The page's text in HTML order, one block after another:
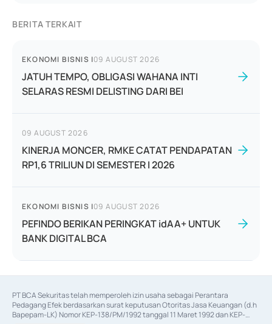
BERITA TERKAIT
EKONOMI BISNIS |09 AUGUST 2026
JATUH TEMPO, OBLIGASI WAHANA INTI
SELARAS RESMI DELISTING DARI BEI
09 AUGUST 2026
KINERJA MONCER, RMKE CATAT PENDAPATAN
RP1,6 TRILIUN DI SEMESTER I 2026
EKONOMI BISNIS |09 AUGUST 2026
PEFINDO BERIKAN PERINGKAT idAA+ UNTUK
BANK DIGITAL BCA
PT BCA Sekuritas telah memperoleh izin usaha sebagai Perantara
Pedagang Efek berdasarkan surat keputusan Otoritas Jasa Keuangan (d.h
Bapepam-LK) Nomor KEP-138/PM/1992 tanggal 11 Maret 1992 dan KEP-